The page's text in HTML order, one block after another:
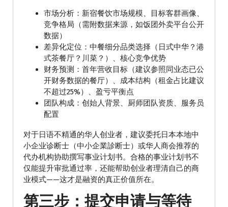
市场分析：新宿餐饮市场规模、目标客群画像、
竞争格局（需附数据来源，如饭团外卖平台公开
数据）
差异化定位：中餐细分品类选择（日式中华？港
式茶餐厅？川菜？）、核心竞争优势
财务预测：首年营收目标（建议参照同业态已公
开财务数据的餐厅）、成本结构（租金占比建议
不超过25%）、盈亏平衡点
团队构成：创始人背景、厨师团队资质、服务员
配置
对于日语不精通的华人创业者，建议委托日本本地中
小企业诊断士（中小企業診断士）或华人商会推荐的
代办机构协助撰写事业计划书。合格的事业计划书不
仅能提升审批通过率，还能帮助创业者理清自己的商
业模式——这才是融资的真正价值所在。
第三步：提交申请与等待